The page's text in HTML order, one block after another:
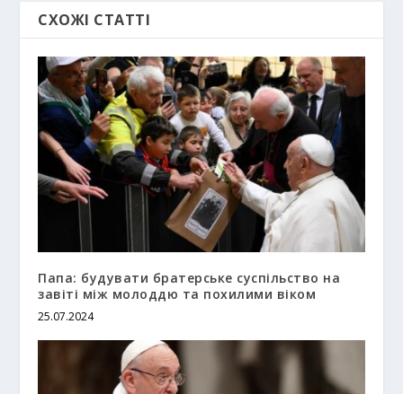
СХОЖІ СТАТТІ
Папа: будувати братерське суспільство на
завіті між молоддю та похилими віком
25.07.2024